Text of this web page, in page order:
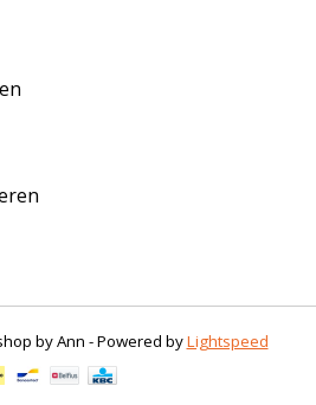
by Ann - Powered byLightspeed